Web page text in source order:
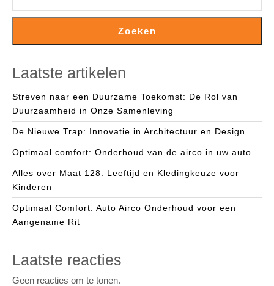
Zoeken
Laatste artikelen
Streven naar een Duurzame Toekomst: De Rol van
Duurzaamheid in Onze Samenleving
De Nieuwe Trap: Innovatie in Architectuur en Design
Optimaal comfort: Onderhoud van de airco in uw auto
Alles over Maat 128: Leeftijd en Kledingkeuze voor
Kinderen
Optimaal Comfort: Auto Airco Onderhoud voor een
Aangename Rit
Laatste reacties
Geen reacties om te tonen.